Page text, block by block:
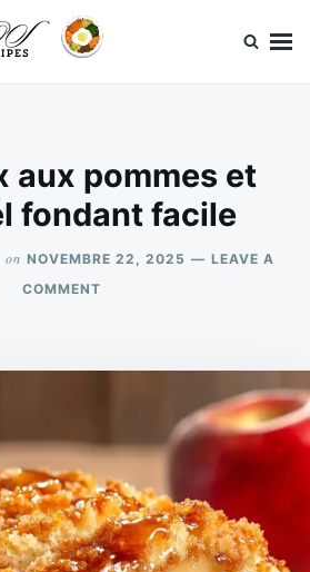
aux pommes et
fondant facile
on NOVEMBRE 22, 2025
LEAVE A
COMMENTON
ET